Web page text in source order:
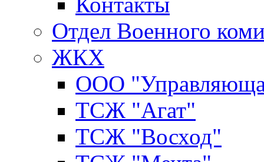
Отдел Военного
ЖКХ
ООО
ТСЖ "Агат"
ТСЖ "Восход"